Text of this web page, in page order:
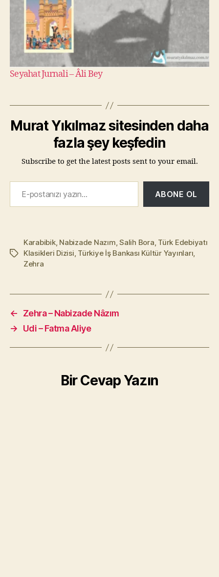
Seyahat Jurnali – Âli Bey
Murat Yıkılmaz sitesinden daha
fazla şey keşfedin
Subscribe to get the latest posts sent to your email.
E-postanızı yazın…
ABONE OL
Etiketler
Karabibik, Nabizade Nazım,Salih Bora, Türk Edebiyatı
Klasikleri Dizisi, Türkiye İş Bankası Kültür Yayınları,
Zehra
←
Zehra – Nabizade Nâzım
→
Udi – Fatma Aliye
Bir Cevap Yazın